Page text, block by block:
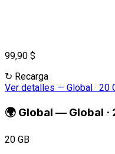
99,90 $
↻ Recarga
Ver detalles — Global · 20
🌍 Global — Global ·
20 GB